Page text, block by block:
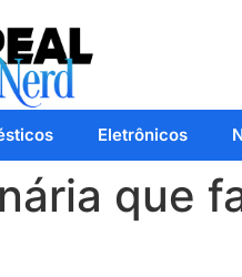
Eletrônicos
que